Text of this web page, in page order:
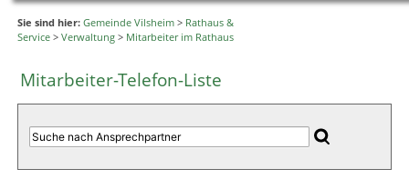
Sie sind hier: Gemeinde Vilsheim > Rathaus &
Service > Verwaltung > Mitarbeiter im Rathaus
Mitarbeiter-Telefon-Liste